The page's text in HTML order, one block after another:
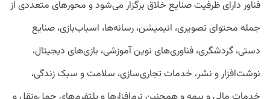
فناور دارای ظرفیت صنایع خلاق برگزار می‌شود و محورهای متعددی از
جمله محتوای تصویری، انیمیشن، رسانه‌ها، اسباب‌بازی، صنایع
دستی، گردشگری، فناوری‌های نوین آموزشی، بازی‌های دیجیتال،
نوشت‌افزار و نشر، خدمات تجاری‌سازی، سلامت و سبک زندگی،